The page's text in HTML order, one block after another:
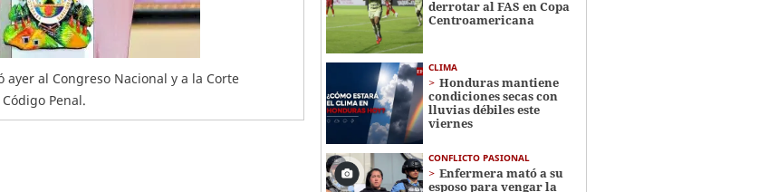
al Congreso Nacional y a la Corte
Penal.
derrotar al FAS en Copa
Centroamericana
CLIMA
Honduras mantiene
condiciones secas con
lluvias débiles este
viernes
CONFLICTO PASIONAL
Enfermera mató a su
esposo para vengar la